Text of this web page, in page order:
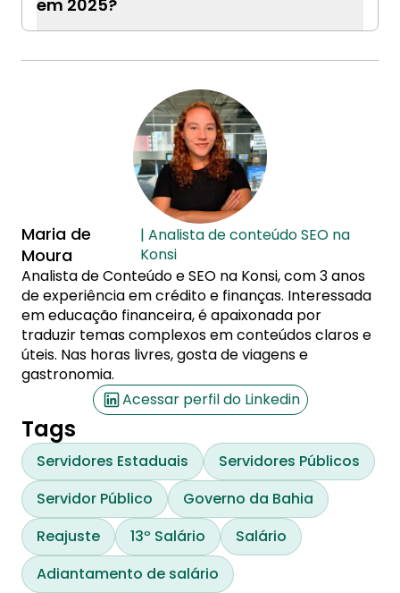
em 2025?
Maria de
Moura
| Analista de conteúdo SEO na
Konsi
Analista de Conteúdo e SEO na Konsi, com 3 anos
de experiência em crédito e finanças. Interessada
em educação financeira, é apaixonada por
traduzir temas complexos em conteúdos claros e
úteis. Nas horas livres, gosta de viagens e
gastronomia.
Acessar perfil do Linkedin
Tags
Servidores Estaduais
Servidores Públicos
Servidor Público
Governo da Bahia
Reajuste
13º Salário
Salário
Adiantamento de salário